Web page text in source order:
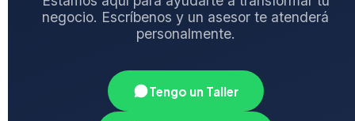
negocio. Escríbenos y un asesor te atenderá
personalmente.
Tengo un Taller